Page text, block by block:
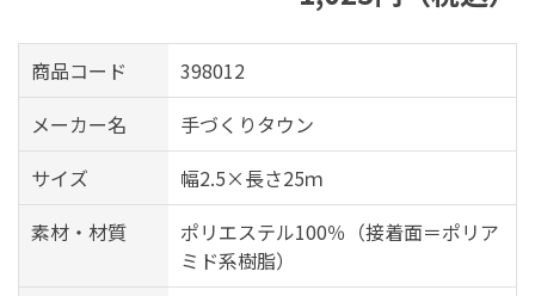
商品コード
398012
メーカー名
手づくりタウン
サイズ
幅2.5×長さ25ｍ
素材・材質
ポリエステル100％（接着面＝ポリア
ミド系樹脂）